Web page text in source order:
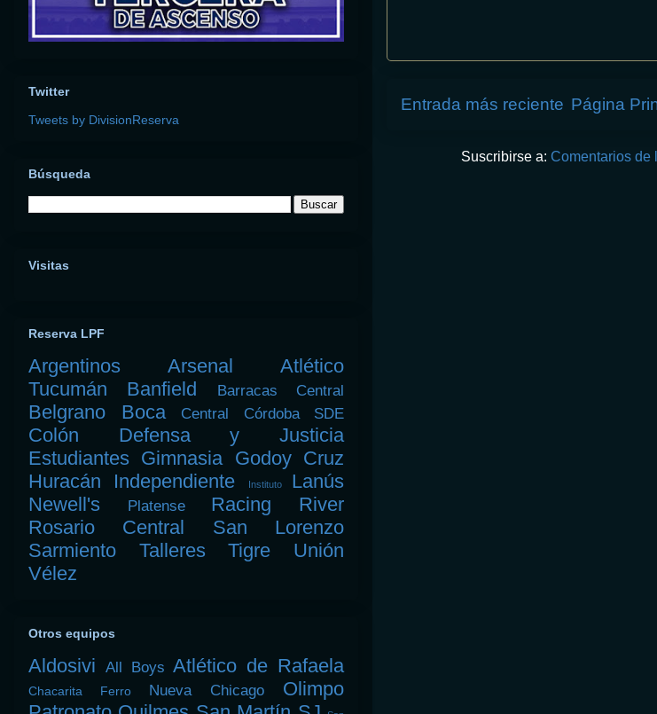
Entrada más reciente Página
Suscribirse a: Comentarios de
Twitter
Tweets by DivisionReserva
Búsqueda
Visitas
Reserva LPF
Argentinos Arsenal
Atlético
Tucumán
Banfield Barracas Central
Belgrano Boca Central Córdoba SDE
Colón
Defensa y Justicia
Estudiantes Gimnasia Godoy Cruz
Huracán
Independiente Instituto
Lanús
Newell's
Platense Racing
River
Rosario Central
San Lorenzo
Sarmiento
Talleres Tigre
Unión
Vélez
Otros equipos
Aldosivi All Boys Atlético de Rafaela
Chacarita Ferro Nueva Chicago
Olimpo